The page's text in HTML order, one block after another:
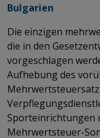
Bulgarien
Die einzigen
die in den
vorgeschlagen
Aufhebung des
Sporteinrichtungen
Mehrwertsteuer-